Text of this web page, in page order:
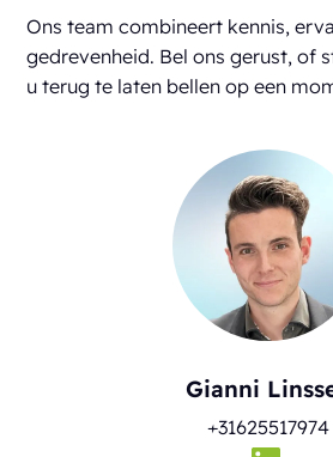
Ons team combineert kennis,
gedrevenheid. Bel ons gerust, of
u terug te laten bellen op een
Gianni
+31625517974